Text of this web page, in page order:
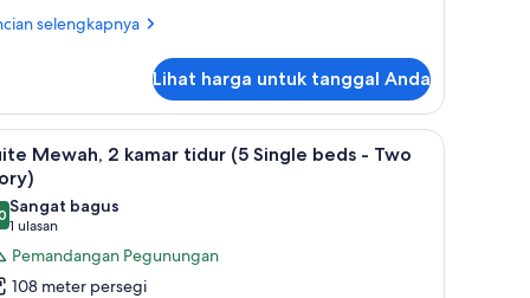
selengkapnya
Lihat harga untuk tanggal Anda
angsa, dan brankas 1 kamar tidur, seprai premium, selimut bulu
12 Mewah, 2 kamar tidur (5 Single beds - Two
dari 10
Sangat bagus
1 ulasan
(1
ulasan)
Pemandangan Pegunungan
108 meter persegi